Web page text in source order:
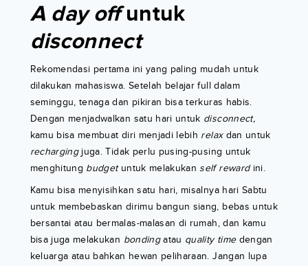
A day offuntuk
disconnect
Rekomendasi pertama ini yang paling mudah untuk
dilakukan mahasiswa. Setelah belajar full dalam
seminggu, tenaga dan pikiran bisa terkuras habis.
Dengan menjadwalkan satu hari untuk disconnect,
kamu bisa membuat diri menjadi lebih relaxdan untuk
rechargingjuga. Tidak perlu pusing-pusing untuk
menghitung budgetuntuk melakukan self rewardini.
Kamu bisa menyisihkan satu hari, misalnya hari Sabtu
untuk membebaskan dirimu bangun siang, bebas untuk
bersantai atau bermalas-malasan di rumah, dan kamu
bisa juga melakukan bondingatau quality timedengan
keluarga atau bahkan hewan peliharaan. Jangan lupa